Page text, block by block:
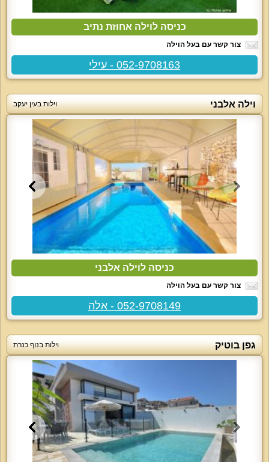
כניסה לוילה אחוזת נתיב
צור קשר עם בעל הוילה
052-9708163 - עילי
וילה אלבני וילות בעין יעקב
כניסה לוילה אלבני
צור קשר עם בעל הוילה
052-9708149 - אלה
גפן בוטיק וילות בנוף כנרת